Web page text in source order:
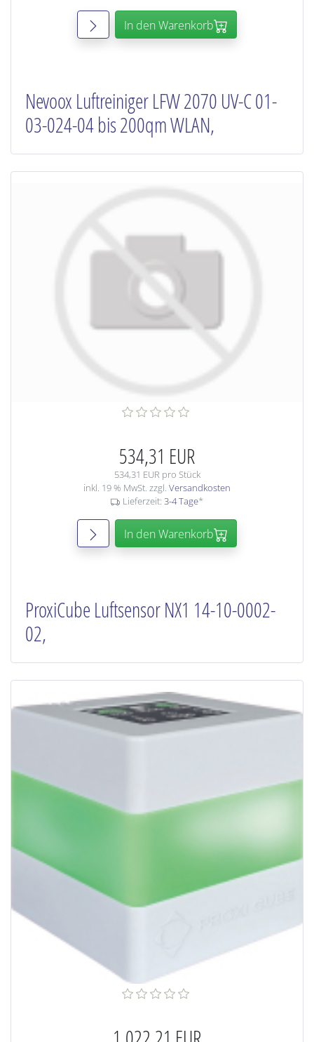
In den Warenkorb
Nevoox Luftreiniger LFW 2070 UV-C 01-
03-024-04 bis 200qm WLAN,
534,31 EUR
534,31 EUR pro Stück
inkl. 19 % MwSt. zzgl. Versandkosten
Lieferzeit: 3-4 Tage*
In den Warenkorb
ProxiCube Luftsensor NX1 14-10-0002-
02,